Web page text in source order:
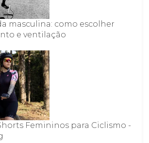
masculina: como escolher
e ventilação
Femininos para Ciclismo -